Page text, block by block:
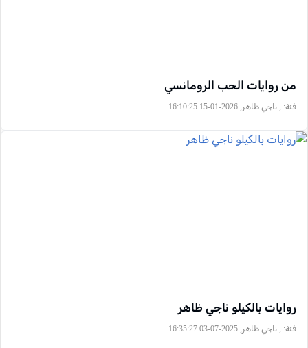
من روايات الحب الرومانسي
فئة: , ناجي ظاهر, 2026-01-15 16:10:25
روايات بالكيلو ناجي ظاهر
فئة: , ناجي ظاهر, 2025-07-03 16:35:27